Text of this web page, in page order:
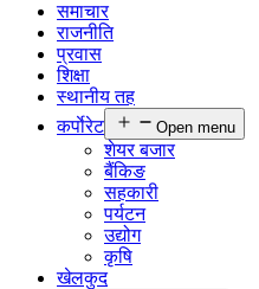
समाचार
राजनीति
प्रवास
शिक्षा
स्थानीय तह
कर्पाेरेट
Open menu
शेयर बजार
बैंकिङ
सहकारी
पर्यटन
उद्योग
कृषि
खेलकुद